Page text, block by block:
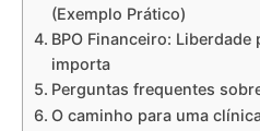
(Exemplo Prático)
BPO Financeiro:
importa
Perguntas frequentes
O caminho para uma